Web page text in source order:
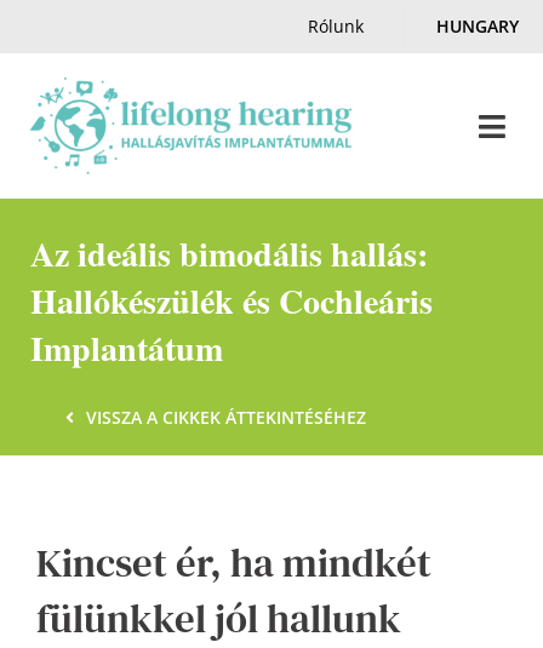
content
Rólunk HUNGARY
Hallás & Halláskárosodás
Hallásnagyköveteink
Az ideális bimodális hallás:
Hallókészülék és Cochleáris
Implantátum
VISSZA A CIKKEK ÁTTEKINTÉSÉHEZ
Kincset ér, ha mindkét
fülünkkel jól hallunk